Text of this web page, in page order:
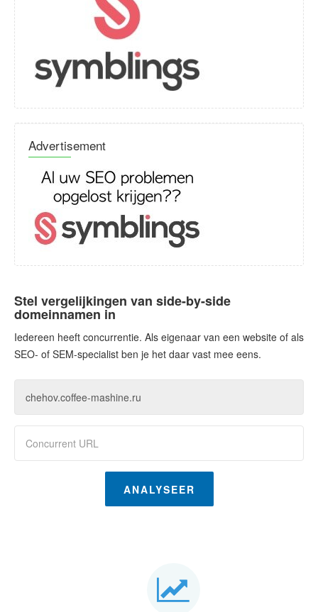
Advertisement
Stel vergelijkingen van side-by-side
domeinnamen in
Iedereen heeft concurrentie. Als eigenaar van een website of als
SEO- of SEM-specialist ben je het daar vast mee eens.
ANALYSEER